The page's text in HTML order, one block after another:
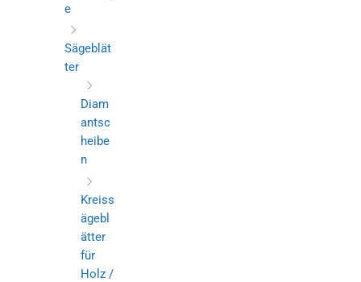
e
Sägeblät
ter
Diam
antsc
heibe
n
Kreiss
ägebl
ätter
für
Holz /